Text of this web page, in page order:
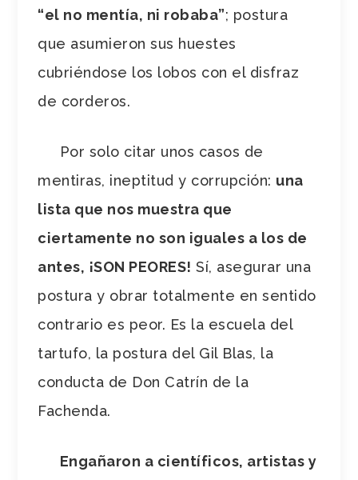
“el no mentía, ni robaba”; postura
que asumieron sus huestes
cubriéndose los lobos con el disfraz
de corderos.
Por solo citar unos casos de
mentiras, ineptitud y corrupción: una
lista que nos muestra que
ciertamente no son iguales a los de
antes, ¡SON PEORES! Sí, asegurar una
postura y obrar totalmente en sentido
contrario es peor. Es la escuela del
tartufo, la postura del Gil Blas, la
conducta de Don Catrín de la
Fachenda.
Engañaron a científicos, artistas y